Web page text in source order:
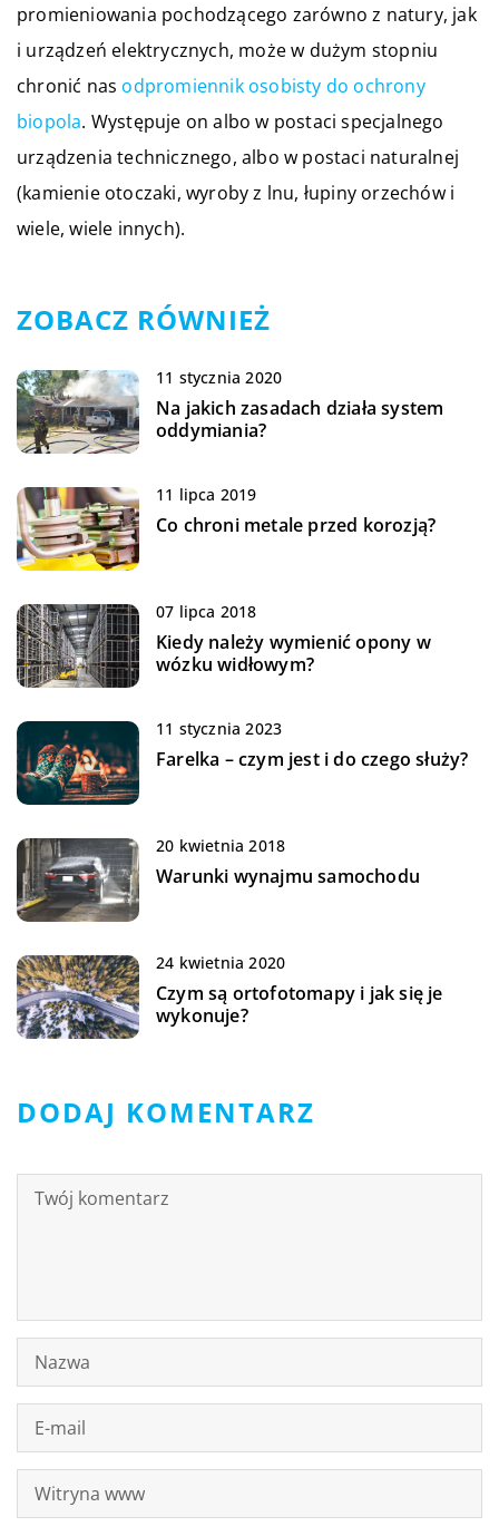
promieniowania pochodzącego zarówno z natury, jak
i urządzeń elektrycznych, może w dużym stopniu
chronić nas odpromiennik osobisty do ochrony
biopola. Występuje on albo w postaci specjalnego
urządzenia technicznego, albo w postaci naturalnej
(kamienie otoczaki, wyroby z lnu, łupiny orzechów i
wiele, wiele innych).
ZOBACZ RÓWNIEŻ
11 stycznia 2020
Na jakich zasadach działa system
oddymiania?
11 lipca 2019
Co chroni metale przed korozją?
07 lipca 2018
Kiedy należy wymienić opony w
wózku widłowym?
11 stycznia 2023
Farelka – czym jest i do czego służy?
20 kwietnia 2018
Warunki wynajmu samochodu
24 kwietnia 2020
Czym są ortofotomapy i jak się je
wykonuje?
DODAJ KOMENTARZ